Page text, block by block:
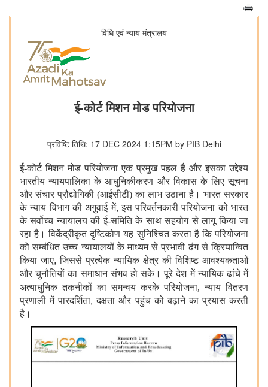
विधि एवं न्‍याय मंत्रालय
ई-कोर्ट मिशन मोड परियोजना
प्रविष्टि तिथि: 17 DEC 2024 1:15PM by PIB Delhi
ई-कोर्ट मिशन मोड परियोजना एक प्रमुख पहल है और इसका उद्देश्य
भारतीय न्यायपालिका के आधुनिकीकरण और विकास के लिए सूचना
और संचार प्रौद्योगिकी (आईसीटी) का लाभ उठाना है। भारत सरकार
के न्याय विभाग की अगुवाई में,इस परिवर्तनकारी परियोजना को भारत
के सर्वोच्च न्यायालय की ई-समिति के साथ सहयोग से लागू किया जा
रहा है। विकेंद्रीकृत दृष्टिकोण यह सुनिश्चित करता है कि परियोजना
को सम्बंधित उच्च न्यायालयों के माध्यम से प्रभावी ढंग से क्रियान्वित
किया जाए,जिससे प्रत्येक न्यायिक क्षेत्र की विशिष्ट आवश्यकताओं
और चुनौतियों का समाधान संभव हो सके। पूरे देश में न्यायिक ढांचे में
अत्याधुनिक तकनीकों का समन्वय करके परियोजना, न्याय वितरण
प्रणाली में पारदर्शिता,दक्षता और पहुंच को बढ़ाने का प्रयास करती
है।